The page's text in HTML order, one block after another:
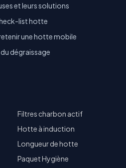
et leurs solutions
list hotte
une hotte mobile
dégraissage
Filtres charbon actif
Hotte à induction
Longueur de hotte
Paquet Hygiène